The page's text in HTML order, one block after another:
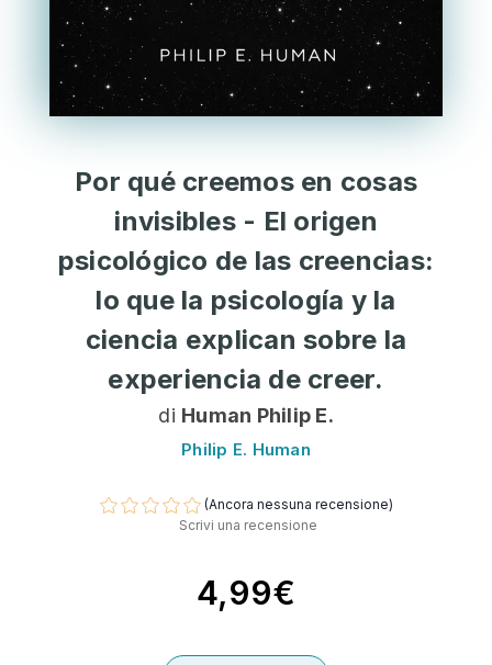
Por qué creemos en cosas
invisibles - El origen
psicológico de las creencias:
lo que la psicología y la
ciencia explican sobre la
experiencia de creer.
di Human Philip E.
Philip E. Human
(Ancora nessuna recensione)
Scrivi una recensione
4,99€